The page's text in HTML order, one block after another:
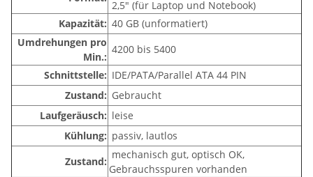
2,5" (für Laptop und Notebook)
Kapazität: 40 GB (unformatiert)
Umdrehungen pro
Min.:
4200 bis 5400
Schnittstelle: IDE/PATA/Parallel ATA 44 PIN
Zustand: Gebraucht
Laufgeräusch: leise
Kühlung: passiv, lautlos
Zustand:
mechanisch gut, optisch OK,
Gebrauchsspuren vorhanden